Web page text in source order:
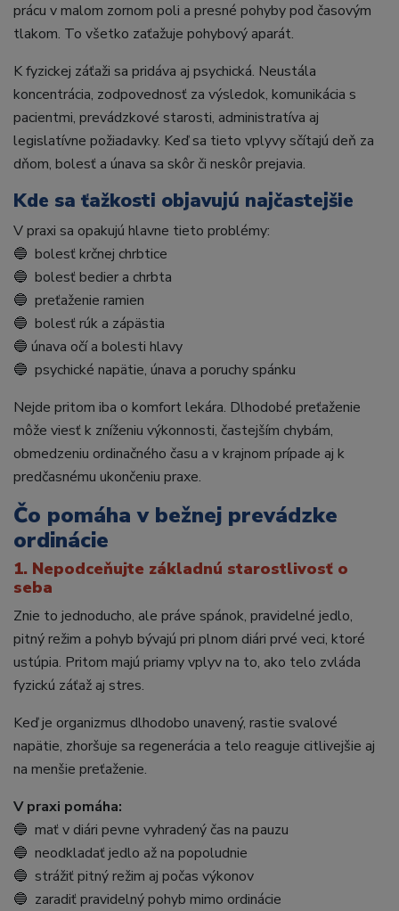
prácu v malom zornom poli a presné pohyby pod časovým
tlakom. To všetko zaťažuje pohybový aparát.
K fyzickej záťaži sa pridáva aj psychická. Neustála
koncentrácia, zodpovednosť za výsledok, komunikácia s
pacientmi, prevádzkové starosti, administratíva aj
legislatívne požiadavky. Keď sa tieto vplyvy sčítajú deň za
dňom, bolesť a únava sa skôr či neskôr prejavia.
Kde sa ťažkosti objavujú najčastejšie
V praxi sa opakujú hlavne tieto problémy:
🔵 bolesť krčnej chrbtice
🔵 bolesť bedier a chrbta
🔵 preťaženie ramien
🔵 bolesť rúk a zápästia
🔵 únava očí a bolesti hlavy
🔵 psychické napätie, únava a poruchy spánku
Nejde pritom iba o komfort lekára. Dlhodobé preťaženie
môže viesť k zníženiu výkonnosti, častejším chybám,
obmedzeniu ordinačného času a v krajnom prípade aj k
predčasnému ukončeniu praxe.
Čo pomáha v bežnej prevádzke
ordinácie
1. Nepodceňujte základnú starostlivosť o
seba
Znie to jednoducho, ale práve spánok, pravidelné jedlo,
pitný režim a pohyb bývajú pri plnom diári prvé veci, ktoré
ustúpia. Pritom majú priamy vplyv na to, ako telo zvláda
fyzickú záťaž aj stres.
Keď je organizmus dlhodobo unavený, rastie svalové
napätie, zhoršuje sa regenerácia a telo reaguje citlivejšie aj
na menšie preťaženie.
V praxi pomáha:
🔵 mať v diári pevne vyhradený čas na pauzu
🔵 neodkladať jedlo až na popoludnie
🔵 strážiť pitný režim aj počas výkonov
🔵 zaradiť pravidelný pohyb mimo ordinácie